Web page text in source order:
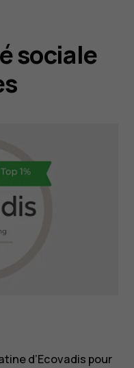
sociale
d’Ecovadis pour